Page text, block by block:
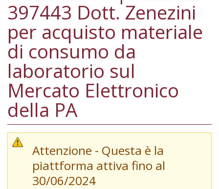
397443 Dott. Zenezini
per acquisto materiale
di consumo da
laboratorio sul
Mercato Elettronico
della PA
Attenzione - Questa è la
piattforma attiva fino al
30/06/2024